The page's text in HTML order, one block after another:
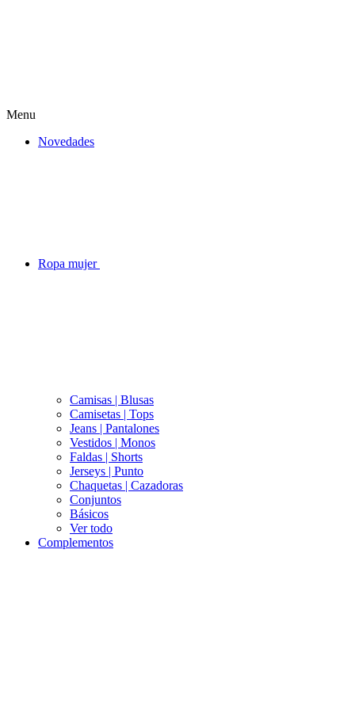
Menu
Novedades
Ropa mujer
Camisas | Blusas
Camisetas | Tops
Jeans | Pantalones
Vestidos | Monos
Faldas | Shorts
Jerseys | Punto
Chaquetas | Cazadoras
Conjuntos
Básicos
Ver todo
Complementos